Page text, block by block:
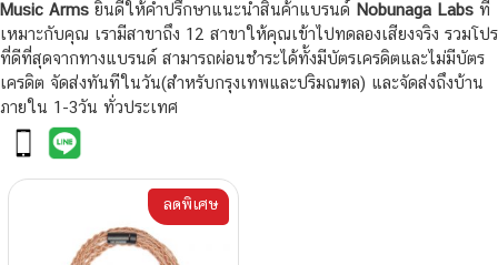
Music Arms ยินดีให้คำปรึกษาแนะนำสินค้าแบรนด์ Nobunaga Labs ที่
เหมาะกับคุณ เรามีสาขาถึง 12 สาขาให้คุณเข้าไปทดลองเสียงจริง รวมโปร
ที่ดีที่สุดจากทางแบรนด์ สามารถผ่อนชำระได้ทั้งมีบัตรเครดิตและไม่มีบัตร
เครดิต จัดส่งทันทีในวัน(สำหรับกรุงเทพและปริมณฑล) และจัดส่งถึงบ้าน
ภายใน 1-3วัน ทั่วประเทศ
ลดพิเศษ